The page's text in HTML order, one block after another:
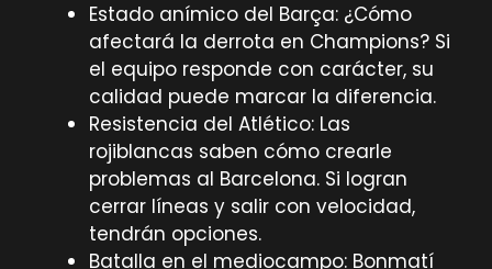
Estado anímico del Barça: ¿Cómo
afectará la derrota en Champions? Si
el equipo responde con carácter, su
calidad puede marcar la diferencia.
Resistencia del Atlético: Las
rojiblancas saben cómo crearle
problemas al Barcelona. Si logran
cerrar líneas y salir con velocidad,
tendrán opciones.
Batalla en el mediocampo: Bonmatí